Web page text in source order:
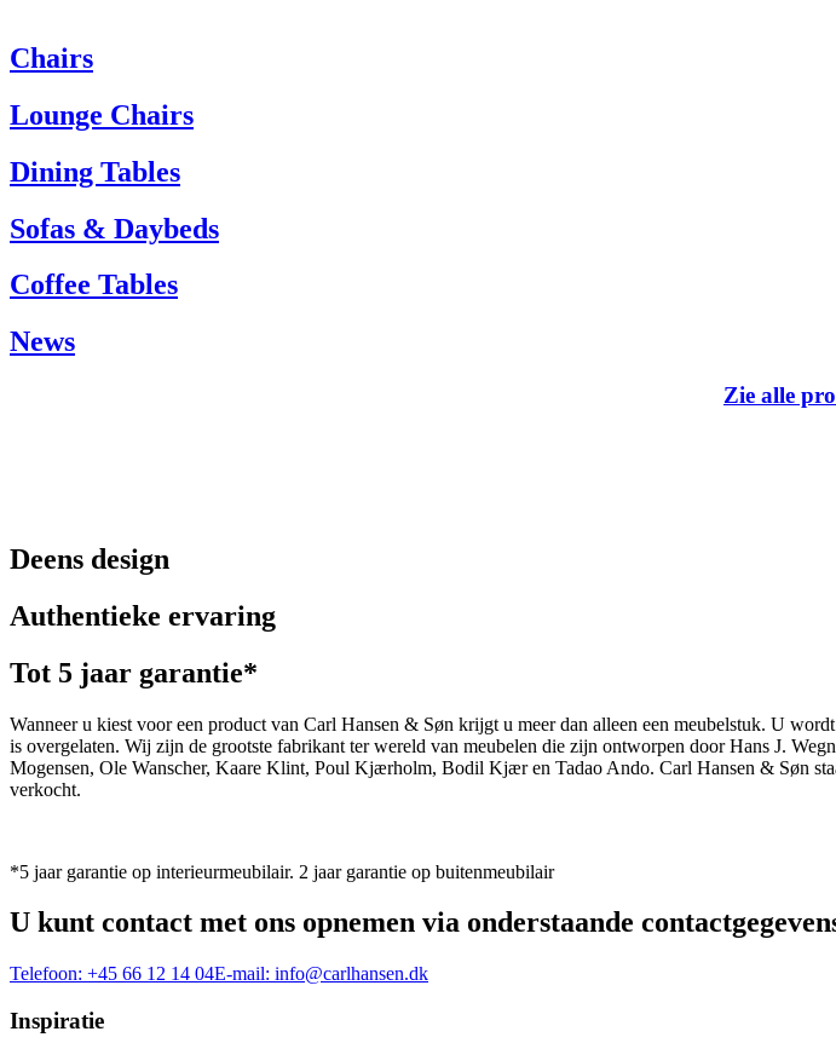
Heeft u hulp nodig? Neem dan contact op met de klantenservice via:
Tel.: +45 66 12 14 04
info@carlhansen.dk
Chairs
Lounge Chairs
Dining Tables
Sofas & Daybeds
Coffee Tables
News
Zie alle
Deens design
Authentieke ervaring
Tot 5 jaar garantie*
Wanneer u kiest voor een product van Carl Hansen & Søn krijgt u meer dan alleen een meubelstuk. U
is overgelaten. Wij zijn de grootste fabrikant ter wereld van meubelen die zijn ontworpen door Hans J.
Mogensen, Ole Wanscher, Kaare Klint, Poul Kjærholm, Bodil Kjær en Tadao Ando. Carl Hansen & Søn
verkocht.
*5 jaar garantie op interieurmeubilair. 2 jaar garantie op buitenmeubilair
U kunt contact met ons opnemen via onderstaande
Telefoon: +45 66 12 14 04E-mail: info@carlhansen.dk
Inspiratie